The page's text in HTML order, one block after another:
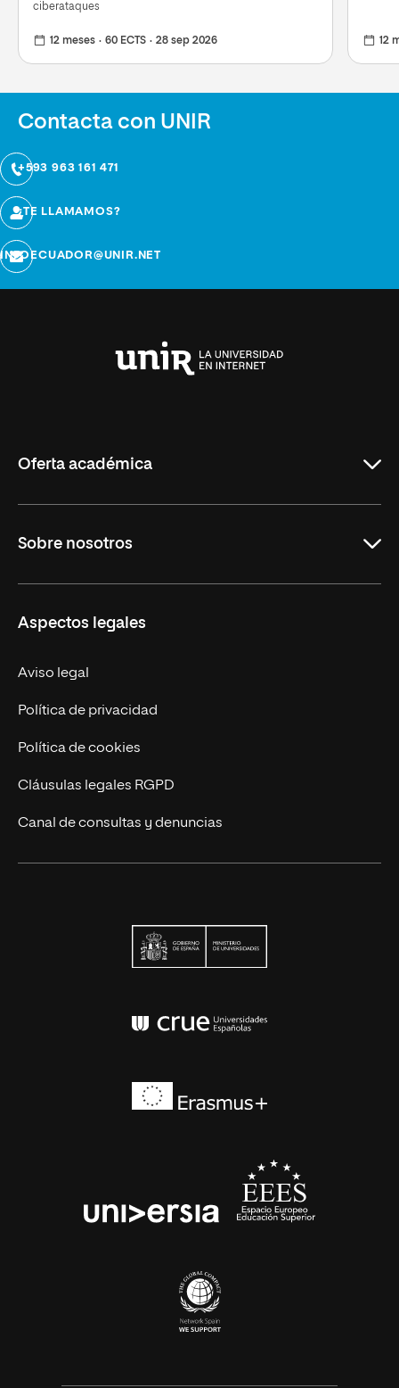
ciberataques
12 meses 60 ECTS 28 sep 2026 12
Contacta con UNIR
+593 963 161 471
¿TE LLAMAMOS?
INFOECUADOR@UNIR.NET
Oferta académica
Formación Continua
Sobre nosotros
Trabaja en UNIR
Actualidad
Contáctanos
Aspectos legales
Aviso legal
Política de privacidad
Política de cookies
Cláusulas legales RGPD
Canal de consultas y denuncias